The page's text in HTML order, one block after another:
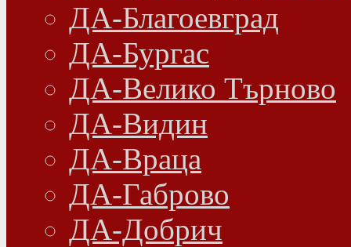
ДА-Благоевград
ДА-Бургас
ДА-Велико Търново
ДА-Видин
ДА-Враца
ДА-Габрово
ДА-Добрич